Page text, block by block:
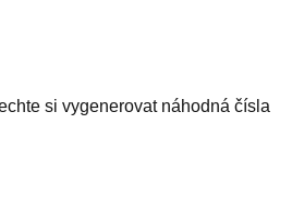
si vygenerovat náhodná čísla